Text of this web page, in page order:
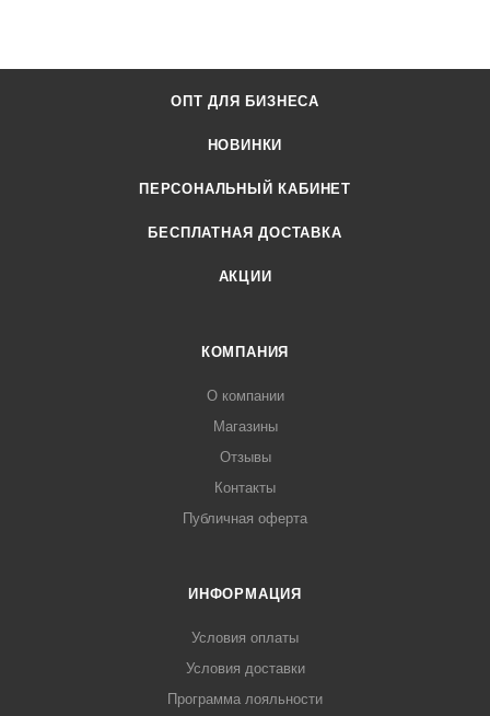
ОПТ ДЛЯ БИЗНЕСА
НОВИНКИ
ПЕРСОНАЛЬНЫЙ КАБИНЕТ
БЕСПЛАТНАЯ ДОСТАВКА
АКЦИИ
КОМПАНИЯ
О компании
Магазины
Отзывы
Контакты
Публичная оферта
ИНФОРМАЦИЯ
Условия оплаты
Условия доставки
Программа лояльности